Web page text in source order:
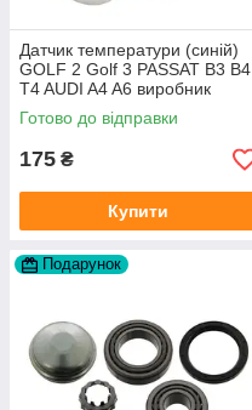
Датчик температури (синій)
GOLF 2 Golf 3 PASSAT B3 B4
T4 AUDI A4 A6 виробник
Topran Німеччина
Готово до відправки
175 ₴
Купити
Подарунок